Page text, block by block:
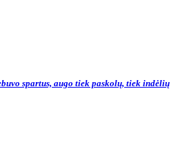
spartus, augo tiek paskolų, tiek indėlių